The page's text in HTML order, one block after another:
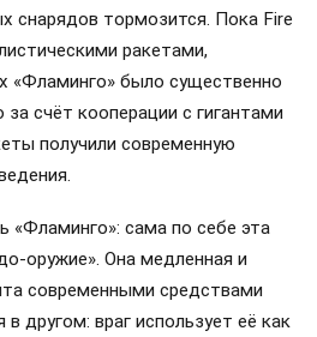
снарядов тормозится. Пока Fire
ракетами,
«Фламинго» было существенно
счёт кооперации с гигантами
получили современную
«Фламинго»: сама по себе эта
оружие». Она медленная и
современными средствами
другом: враг использует её как